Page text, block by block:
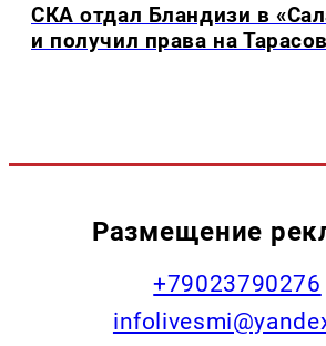
СКА отдал Бландизи в
и получил права на
Размещение
+79023790276